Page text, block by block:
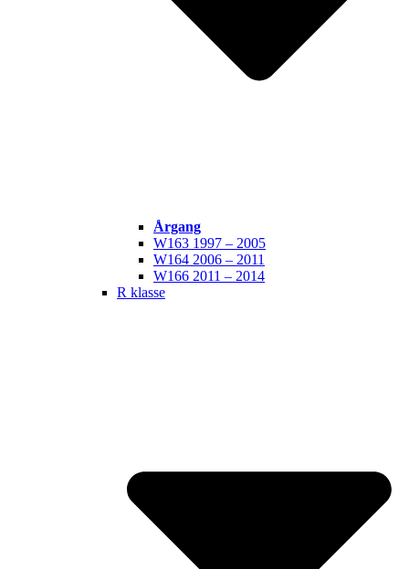
Årgang
W163 1997 – 2005
W164 2006 – 2011
W166 2011 – 2014
R klasse